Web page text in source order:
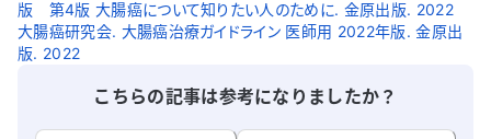
版 第4版 大腸癌について知りたい人のために. 金原出版. 2022
大腸癌研究会. 大腸癌治療ガイドライン 医師用 2022年版. 金原出
版. 2022
こちらの記事は参考になりましたか？